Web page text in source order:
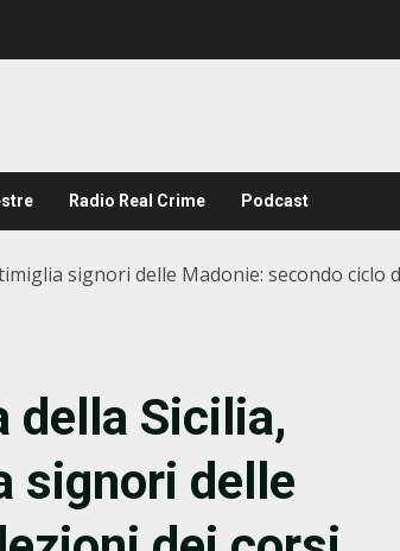
Radio Real Crime Podcast
signori delle Madonie: secondo ciclo
della Sicilia,
signori delle